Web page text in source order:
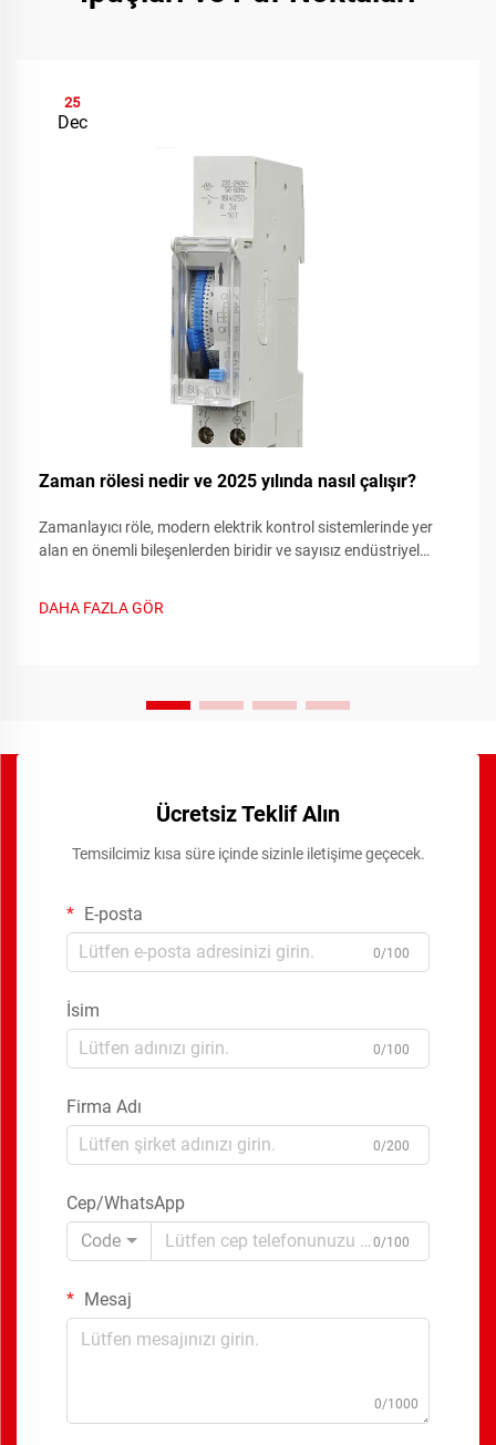
25
Dec
Zaman rölesi nedir ve 2025 yılında nasıl çalışır?
Zamanlayıcı röle, modern elektrik kontrol sistemlerinde yer
alan en önemli bileşenlerden biridir ve sayısız endüstriyel
gelişmiş cihazlar geleneksel röle anahtarlama yeteneklerini...
DAHA FAZLA GÖR
Ücretsiz Teklif Alın
Temsilcimiz kısa süre içinde sizinle iletişime geçecek.
E-posta
0/100
İsim
0/100
Firma Adı
0/200
Cep/WhatsApp
Code
0/100
Mesaj
0/1000